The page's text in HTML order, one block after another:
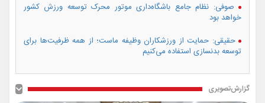
صوفی: نظام جامع باشگاه‌داری موتور محرک توسعه ورزش کشور
خواهد بود
حقیقی: حمایت از ورزشکاران وظیفه ماست؛ از همه ظرفیت‌ها برای
توسعه بدنسازی استفاده می‌کنیم
گزارش‌تصویری